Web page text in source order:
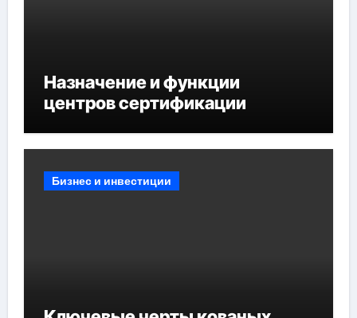
Назначение и функции
центров сертификации
Бизнес и инвестиции